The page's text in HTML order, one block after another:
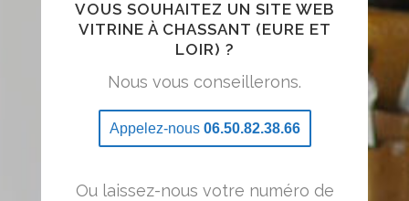
VOUS SOUHAITEZ UN SITE WEB
VITRINE À CHASSANT (EURE ET
LOIR) ?
Nous vous conseillerons.
Appelez-nous 06.50.82.38.66
Ou laissez-nous votre numéro de